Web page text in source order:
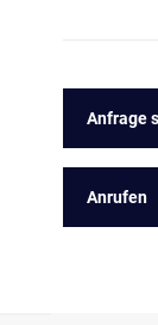
Anfrage
Anrufen